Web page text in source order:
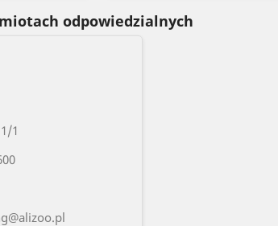
odpowiedzialnych
1